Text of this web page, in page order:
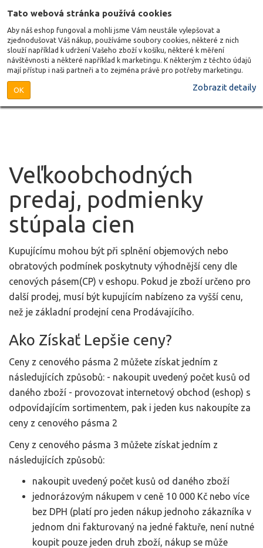
Tato webová stránka používá cookies
Aby náš eshop fungoval a mohli jsme Vám neustále vylepšovat a
zjednodušovat Váš nákup, používáme soubory cookies, některé z nich
slouží například k udržení Vašeho zboží v košíku, některé k měření
návštěvnosti a některé například k marketingu. K některým z těchto údajů
mají přístup i naši partneři a to zejména právě pro potřeby marketingu.
OK Zobrazit detaily
Veľkoobchodných
predaj, podmienky
stúpala cien
Kupujícímu mohou být při splnění objemových nebo
obratových podmínek poskytnuty výhodnější ceny dle
cenových pásem(CP) v eshopu. Pokud je zboží určeno pro
další prodej, musí být kupujícím nabízeno za vyšší cenu,
než je základní prodejní cena Prodávajícího.
Ako Získať Lepšie ceny?
Ceny z cenového pásma 2 můžete získat jedním z
následujících způsobů: - nakoupit uvedený počet kusů od
daného zboží - provozovat internetový obchod (eshop) s
odpovídajícím sortimentem, pak i jeden kus nakoupíte za
ceny z cenového pásma 2
Ceny z cenového pásma 3 můžete získat jedním z
následujících způsobů:
nakoupit uvedený počet kusů od daného zboží
jednorázovým nákupem v ceně 10 000 Kč nebo více
bez DPH (platí pro jeden nákup jednoho zákazníka v
jednom dni fakturovaný na jedné faktuře, není nutné
koupit pouze jeden druh zboží, nákup se může